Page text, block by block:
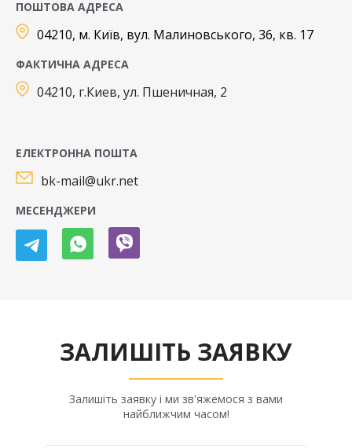
ПОШТОВА АДРЕСА
04210, м. Київ, вул. Малиновського, 36, кв. 17
ФАКТИЧНА АДРЕСА
04210, г.Киев, ул. Пшеничная, 2
ЕЛЕКТРОННА ПОШТА
bk-mail@ukr.net
МЕСЕНДЖЕРИ
ЗАЛИШІТЬ ЗАЯВКУ
Залишіть заявку і ми зв'яжемося з вами
найближчим часом!